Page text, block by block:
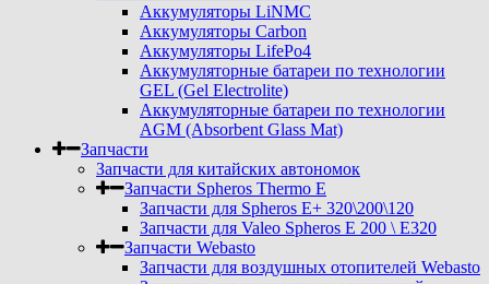
Аккумуляторы LiNMC
Аккумуляторы Carbon
Аккумуляторы LifePo4
Аккумуляторные батареи по технологии
GEL (Gel Electrolite)
Аккумуляторные батареи по технологии
AGM (Absorbent Glass Mat)
Запчасти
Запчасти для китайских автономок
Запчасти Spheros Thermo E
Запчасти для Spheros E+ 320\200\120
Запчасти для Valeo Spheros E 200 \ E320
Запчасти Webasto
Запчасти для воздушных отопителей Webasto